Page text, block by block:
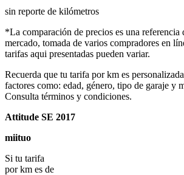
sin reporte de kilómetros
*La comparación de precios es una referencia
mercado, tomada de varios compradores en
tarifas aqui presentadas pueden variar.
Recuerda que tu tarifa por km es
factores como: edad, género, tipo de garaje y
Consulta términos y condiciones.
Attitude SE 2017
miituo
Si tu tarifa
por km es de